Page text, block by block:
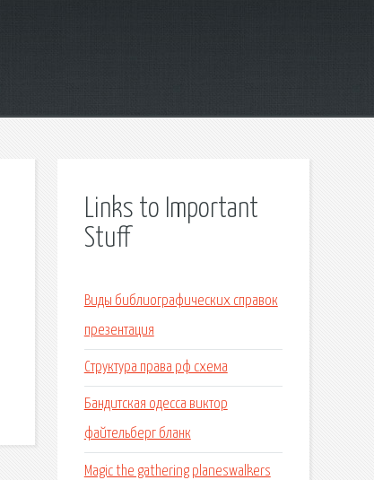
Links to Important
Stuff
Виды библиографических справок
презентация
Структура права рф схема
Бандитская одесса виктор
файтельберг бланк
Magic the gathering planeswalkers